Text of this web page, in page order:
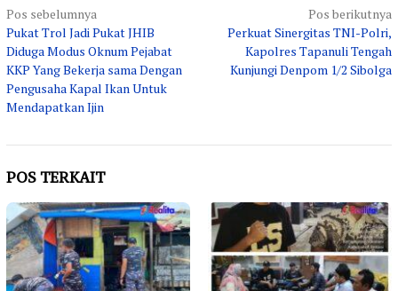
Navigasi
pos
Pos sebelumnya
Pukat Trol Jadi Pukat JHIB
Diduga Modus Oknum Pejabat
KKP Yang Bekerja sama Dengan
Pengusaha Kapal Ikan Untuk
Mendapatkan Ijin
Pos berikutnya
Perkuat Sinergitas TNI-Polri,
Kapolres Tapanuli Tengah
Kunjungi Denpom 1/2 Sibolga
POS TERKAIT